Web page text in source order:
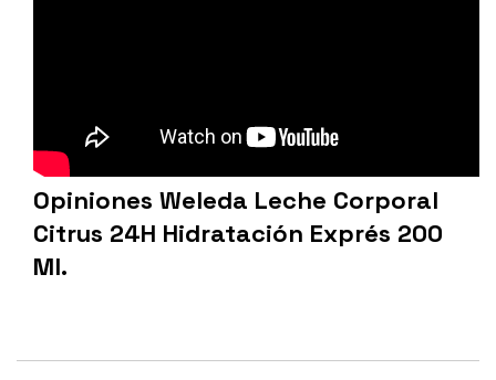
Opiniones Weleda Leche Corporal
Citrus 24H Hidratación Exprés 200
Ml.